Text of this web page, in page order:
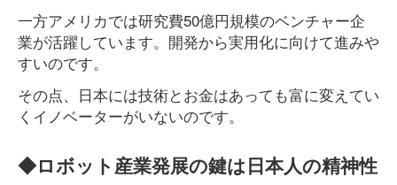
一方アメリカでは研究費50億円規模のベンチャー企
業が活躍しています。開発から実用化に向けて進みや
すいのです。
その点、日本には技術とお金はあっても富に変えてい
くイノベーターがいないのです。
◆ロボット産業発展の鍵は日本人の精神性